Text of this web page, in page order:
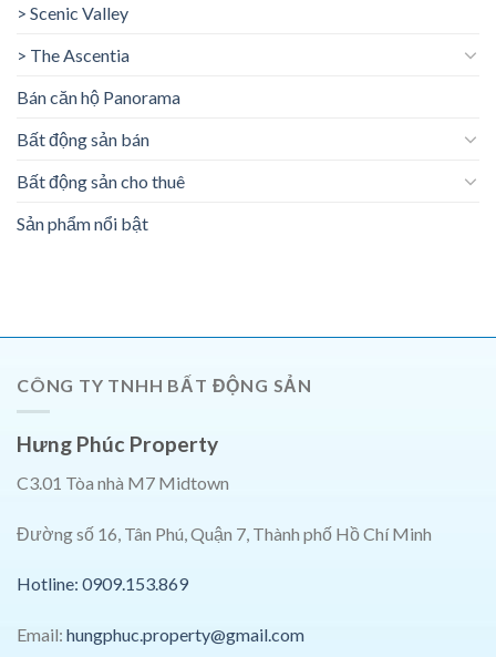
> Scenic Valley
> The Ascentia
Bán căn hộ Panorama
Bất động sản bán
Bất động sản cho thuê
Sản phẩm nổi bật
CÔNG TY TNHH BẤT ĐỘNG SẢN
Hưng Phúc Property
C3.01 Tòa nhà M7 Midtown
Đường số 16, Tân Phú, Quận 7, Thành phố Hồ Chí Minh
Hotline: 0909.153.869
Email: hungphuc.property@gmail.com